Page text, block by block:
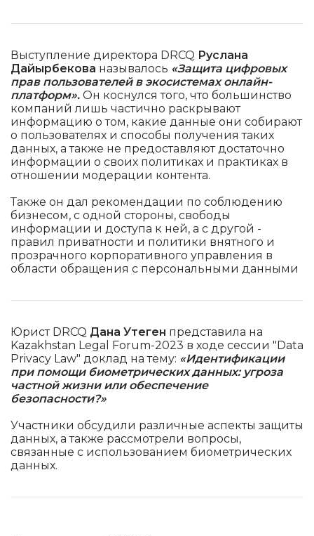
Выступление директора DRCQ Руслана
Дайырбекова называлось «Защита цифровых
прав пользователей в экосистемах онлайн-
платформ». Он коснулся того, что большинство
компаний лишь частично раскрывают
информацию о том, какие данные они собирают
о пользователях и способы получения таких
данных, а также не предоставляют достаточно
информации о своих политиках и практиках в
отношении модерации контента.
Также он дал рекомендации по соблюдению
бизнесом, с одной стороны, свободы
информации и доступа к ней, а с другой -
правил приватности и политики внятного и
прозрачного корпоративного управления в
области обращения с персональными данными
Юрист DRCQ Дана Утеген представила на
Kazakhstan Legal Forum-2023 в ходе сессии "Data
Privacy Law" доклад на тему: «Идентификации
при помощи биометрических данных: угроза
частной жизни или обеспечение
безопасности?»
Участники обсудили различные аспекты защиты
данных, а также рассмотрели вопросы,
связанные с использованием биометрических
данных.